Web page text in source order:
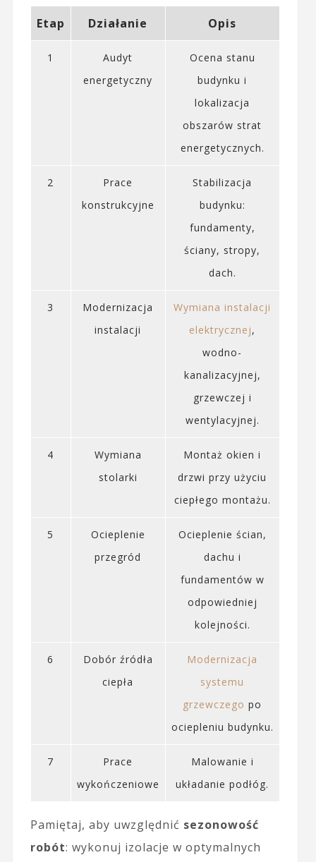
Etap Działanie Opis
1
Audyt
energetyczny
Ocena stanu
budynku i
lokalizacja
obszarów strat
energetycznych.
2
Prace
konstrukcyjne
Stabilizacja
budynku:
fundamenty,
ściany, stropy,
dach.
3
Modernizacja
instalacji
Wymiana instalacji
elektrycznej,
wodno-
kanalizacyjnej,
grzewczej i
wentylacyjnej.
4
Wymiana
stolarki
Montaż okien i
drzwi przy użyciu
ciepłego montażu.
5
Ocieplenie
przegród
Ocieplenie ścian,
dachu i
fundamentów w
odpowiedniej
kolejności.
6
Dobór źródła
ciepła
Modernizacja
systemu
grzewczego po
ociepleniu budynku.
7
Prace
wykończeniowe
Malowanie i
układanie podłóg.
Pamiętaj, aby uwzględnić sezonowość
robót: wykonuj izolacje w optymalnych